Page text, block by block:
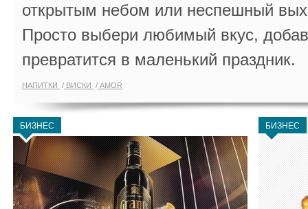
открытым небом или неспешный
Просто выбери любимый вкус,
превратится в маленький праздник.
НАПИТКИ ВИСКИ AMOR
БИЗНЕС БИЗНЕС